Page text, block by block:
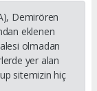
Demirören
eklenen
olmadan
yer alan
sitemizin hiç